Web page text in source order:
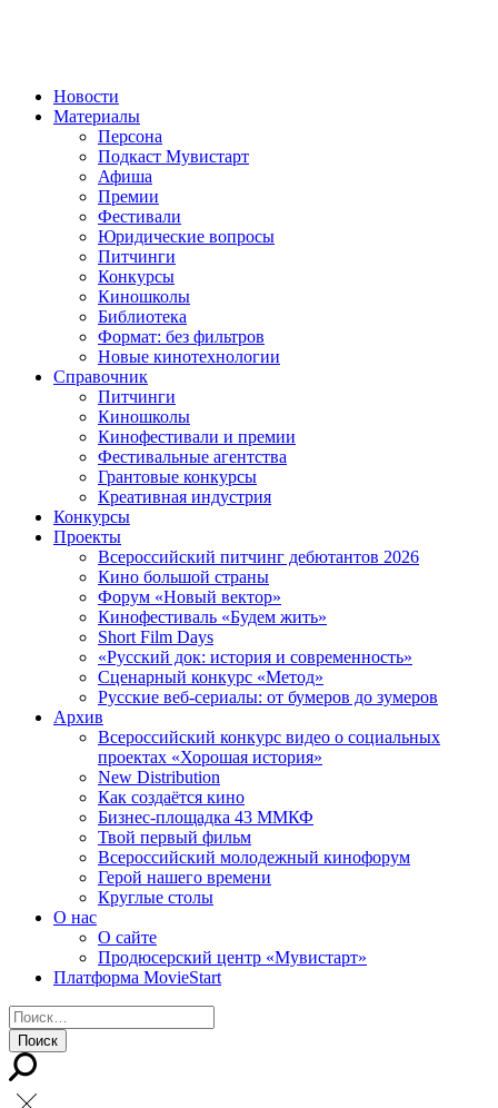
Новости
Материалы
Персона
Подкаст Мувистарт
Афиша
Премии
Фестивали
Юридические вопросы
Питчинги
Конкурсы
Киношколы
Библиотека
Формат: без фильтров
Новые кинотехнологии
Справочник
Питчинги
Киношколы
Кинофестивали и премии
Фестивальные агентства
Грантовые конкурсы
Креативная индустрия
Конкурсы
Проекты
Всероссийский питчинг дебютантов 2026
Кино большой страны
Форум «Новый вектор»
Кинофестиваль «Будем жить»
Short Film Days
«Русский док: история и современность»
Сценарный конкурс «Метод»
Русские веб-сериалы: от бумеров до зумеров
Архив
Всероссийский конкурс видео о социальных
проектах «Хорошая история»
New Distribution
Как создаётся кино
Бизнес-площадка 43 ММКФ
Твой первый фильм
Всероссийский молодежный кинофорум
Герой нашего времени
Круглые столы
О нас
О сайте
Продюсерский центр «Мувистарт»
Платформа MovieStart